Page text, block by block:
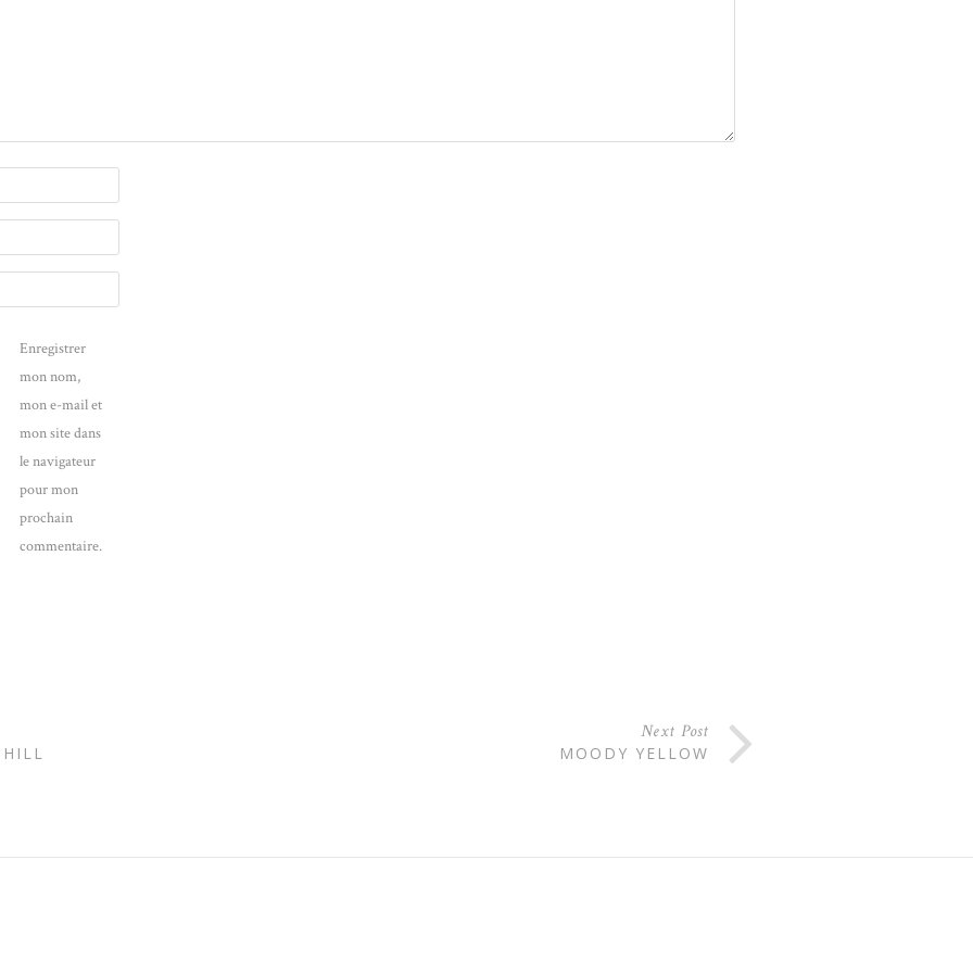
Enregistrer
mon nom,
mon e-mail et
mon site dans
le navigateur
pour mon
prochain
commentaire.
Next Post
MOODY YELLOW